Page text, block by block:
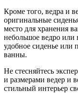
Кроме того, ведра и
оригинальные
место для хранения
небольшое ведро или
удобное сиденье или
ванны.
Не стесняйтесь
и размерами ведер и
стильный интерьер